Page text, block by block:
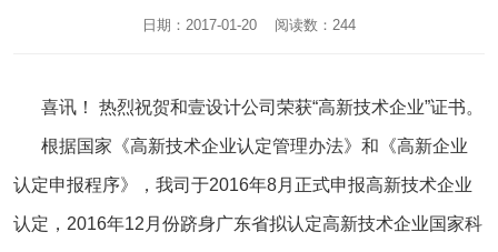
日期：2017-01-20 阅读数：244
喜讯！ 热烈祝贺和壹设计公司荣获“高新技术企业”证书。
根据国家《高新技术企业认定管理办法》和《高新企业
认定申报程序》，我司于2016年8月正式申报高新技术企业
认定，2016年12月份跻身广东省拟认定高新技术企业国家科